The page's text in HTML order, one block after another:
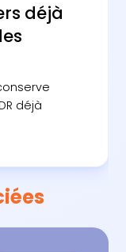
déjà
déjà